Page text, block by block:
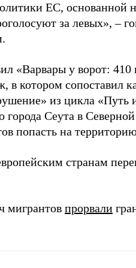
ЕС, основанной
за левых», –
«Варвары у ворот:
в котором сопоставил
из цикла
города Сеута в
попасть на
странам
мигрантов прорвали